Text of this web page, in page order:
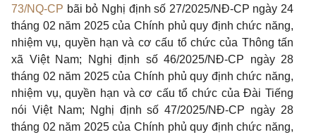
73/NQ-CP bãi bỏ Nghị định số 27/2025/NĐ-CP ngày 24
tháng 02 năm 2025 của Chính phủ quy định chức năng,
nhiệm vụ, quyền hạn và cơ cấu tổ chức của Thông tấn
xã Việt Nam; Nghị định số 46/2025/NĐ-CP ngày 28
tháng 02 năm 2025 của Chính phủ quy định chức năng,
nhiệm vụ, quyền hạn và cơ cấu tổ chức của Đài Tiếng
nói Việt Nam; Nghị định số 47/2025/NĐ-CP ngày 28
tháng 02 năm 2025 của Chính phủ quy định chức năng,